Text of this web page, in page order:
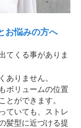
お悩みの方へ
てくる事がありま
ありません。
ボリュームの位置
とができます。
ていても、ストレ
髪型に近づける提